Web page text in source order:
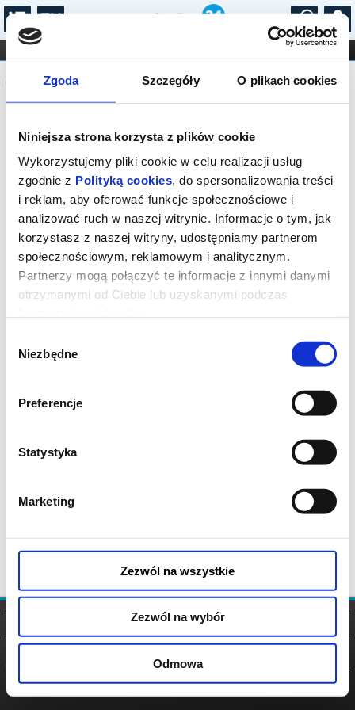
Zgoda Szczegóły O plikach cookies
Niniejsza strona korzysta z plików cookie
Wykorzystujemy pliki cookie w celu realizacji usług
zgodnie z Polityką cookies, do spersonalizowania treści
i reklam, aby oferować funkcje społecznościowe i
analizować ruch w naszej witrynie. Informacje o tym, jak
korzystasz z naszej witryny, udostępniamy partnerom
społecznościowym, reklamowym i analitycznym.
Partnerzy mogą połączyć te informacje z innymi danymi
otrzymanymi od Ciebie lub uzyskanymi podczas
zgody
Niezbędne
Preferencje
Statystyka
Marketing
Zezwól na wszystkie
Zezwól na wybór
Odmowa
...
FILHARMONIA OPERA I BALET
STAND-UP
DLA DZIECI
Komunikat
Sprzedaż biletów on-line na wydarzenie
została zakończona.
POLITYKA
POLITYKA